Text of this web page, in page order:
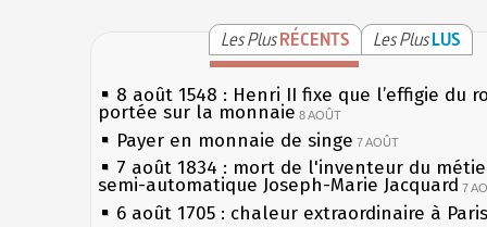
Les PlusRÉCENTS Les PlusLUS
8 août 1548 : Henri II fixe que l’effigie du
portée sur la monnaie 8 AOÛT
Payer en monnaie de singe 7 AOÛT
7 août 1834 : mort de l'inventeur du
semi-automatique Joseph-Marie Jacquard 7
6 août 1705 : chaleur extraordinaire à Paris